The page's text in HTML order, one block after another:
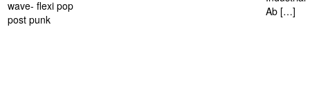
wave- flexi pop
post punk
Ab […]